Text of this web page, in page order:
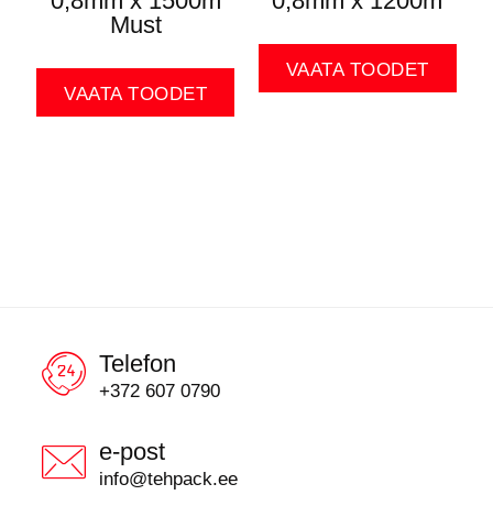
Must
VAATA TOODET
VAATA TOODET
Telefon
+372 607 0790
e-post
info@tehpack.ee